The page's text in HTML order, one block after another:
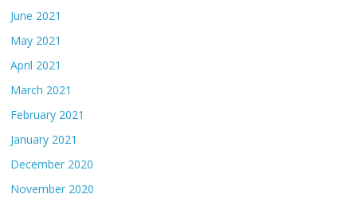
June 2021
May 2021
April 2021
March 2021
February 2021
January 2021
December 2020
November 2020